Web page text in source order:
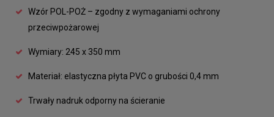
Wzór POL-POŻ – zgodny z wymaganiami ochrony
przeciwpożarowej
Wymiary: 245 x 350 mm
Materiał: elastyczna płyta PVC o grubości 0,4 mm
Trwały nadruk odporny na ścieranie